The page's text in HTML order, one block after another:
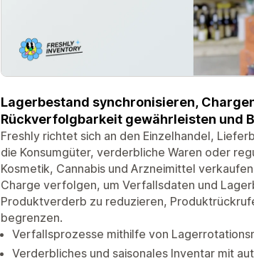
Lagerbestand synchronisieren,
Rückverfolgbarkeit gewährleisten und
Freshly richtet sich an den Einzelhandel,
die Konsumgüter, verderbliche Waren oder
Kosmetik, Cannabis und Arzneimittel
Charge verfolgen, um Verfallsdaten und
Produktverderb zu reduzieren,
begrenzen.
Verfallsprozesse mithilfe von
Verderbliches und saisonales Inventar mit